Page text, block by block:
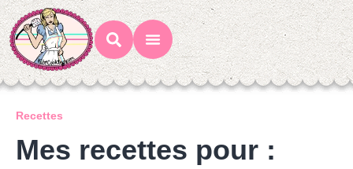
Recettes
Mes recettes pour :